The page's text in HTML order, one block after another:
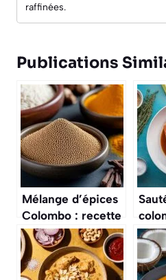
raffinées.
Publications
Mélange d’épices
Colombo : recette
parfumée
authentique